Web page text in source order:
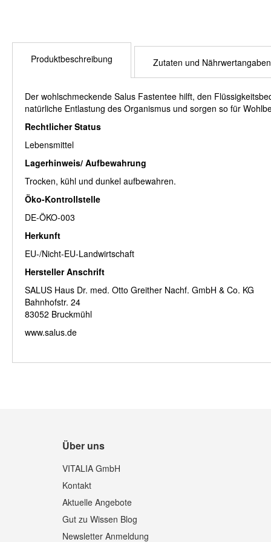
Produktbeschreibung
Der wohlschmeckende Salus Fastentee hilft, den
natürliche Entlastung des Organismus und sorgen so für
Rechtlicher Status
Lebensmittel
Lagerhinweis/ Aufbewahrung
Trocken, kühl und dunkel aufbewahren.
Öko-Kontrollstelle
DE-ÖKO-003
Herkunft
EU-/Nicht-EU-Landwirtschaft
Hersteller Anschrift
SALUS Haus Dr. med. Otto Greither Nachf. GmbH & Co. KG
Bahnhofstr. 24
83052 Bruckmühl
www.salus.de
Zutaten und Nährwertangaben
Über uns
VITALIA GmbH
Kontakt
Aktuelle Angebote
Gut zu Wissen Blog
Newsletter Anmeldung